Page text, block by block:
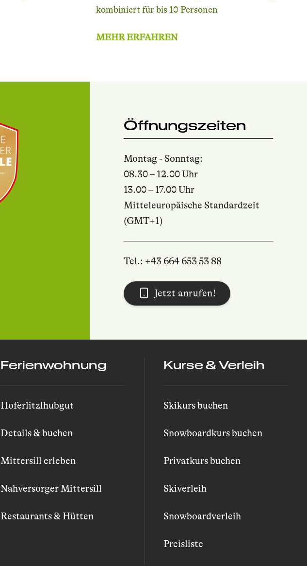
kombiniert für bis 10 Personen
MEHR ERFAHREN
Öffnungszeiten
Montag - Sonntag:
08.30 – 12.00 Uhr
13.00 – 17.00 Uhr
Mitteleuropäische Standardzeit
(GMT+1)
Tel.: +43 664 653 53 88
Jetzt anrufen!
Ferienwohnung
Hoferlitzlhubgut
Details & buchen
Mittersill erleben
Nahversorger Mittersill
Restaurants & Hütten
Kurse & Verleih
Skikurs buchen
Snowboardkurs buchen
Privatkurs buchen
Skiverleih
Snowboardverleih
Preisliste